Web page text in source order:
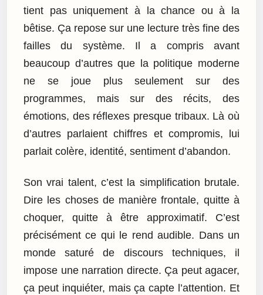
tient pas uniquement à la chance ou à la
bêtise. Ça repose sur une lecture très fine des
failles du système. Il a compris avant
beaucoup d’autres que la politique moderne
ne se joue plus seulement sur des
programmes, mais sur des récits, des
émotions, des réflexes presque tribaux. Là où
d’autres parlaient chiffres et compromis, lui
parlait colère, identité, sentiment d’abandon.
Son vrai talent, c’est la simplification brutale.
Dire les choses de manière frontale, quitte à
choquer, quitte à être approximatif. C’est
précisément ce qui le rend audible. Dans un
monde saturé de discours techniques, il
impose une narration directe. Ça peut agacer,
ça peut inquiéter, mais ça capte l’attention. Et